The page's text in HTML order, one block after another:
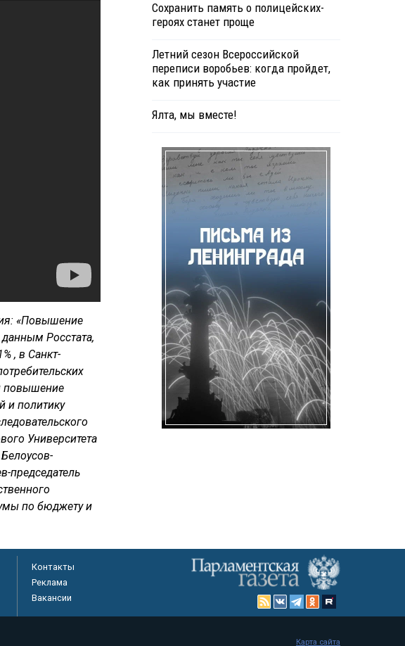
«Повышение
Росстата,
, в Санкт-
повышение
и политику
Университета
председатель
по бюджету и
Сохранить память о полицейских-
героях станет проще
Летний сезон Всероссийской
переписи воробьев: когда пройдет,
как принять участие
Ялта, мы вместе!
Контакты
Реклама
Вакансии
Карта сайта